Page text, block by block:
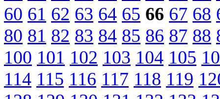
60 61 62 63 64 65 66 67 68
80 81 82 83 84 85 86 87 88
100 101 102 103 104 105
114 115 116 117 118 119